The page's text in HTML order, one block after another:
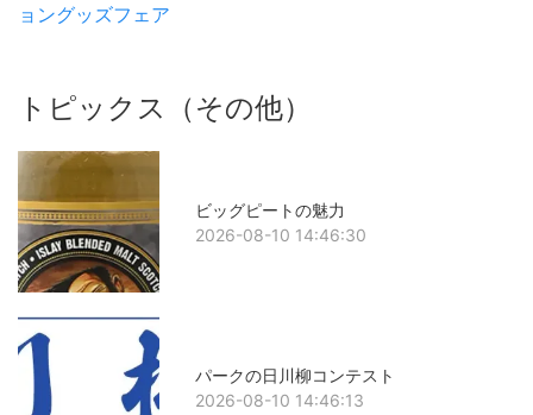
ョングッズフェア
トピックス（その他）
ビッグピートの魅力
2026-08-10 14:46:30
パークの日川柳コンテスト
2026-08-10 14:46:13